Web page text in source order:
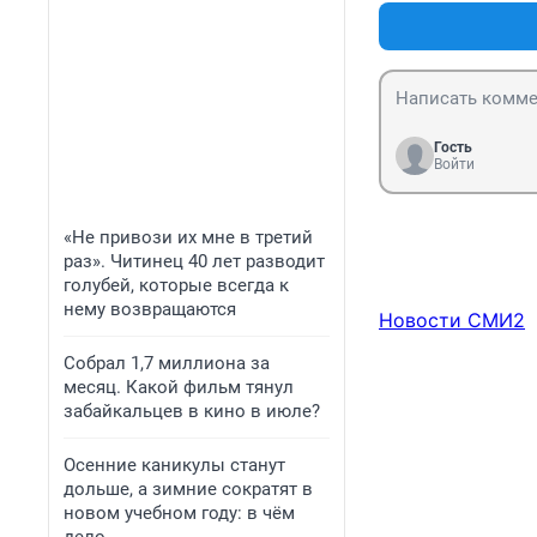
«Не привози их мне в третий
раз». Читинец 40 лет разводит
голубей, которые всегда к
нему возвращаются
Собрал 1,7 миллиона за
месяц. Какой фильм тянул
забайкальцев в кино в июле?
Осенние каникулы станут
дольше, а зимние сократят в
новом учебном году: в чём
Гость
Войти
Новости СМИ2